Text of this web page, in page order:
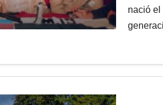
nació el